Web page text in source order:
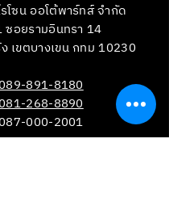
โซน ออโต้พาร์ทส์ จำกัด
ซอยรามอินทรา 14
เขตบางเขน กทม 10230
891-8180
268-8890
087-000-2001